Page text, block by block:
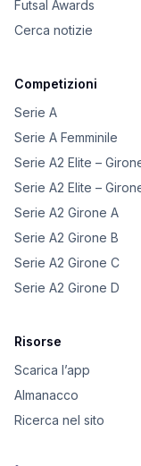
Futsal Awards
Cerca notizie
Competizioni
Serie A
Serie A Femminile
Serie A2 Elite –
Serie A2 Elite –
Serie A2 Girone A
Serie A2 Girone B
Serie A2 Girone C
Serie A2 Girone D
Risorse
Scarica l’app
Almanacco
Ricerca nel sito